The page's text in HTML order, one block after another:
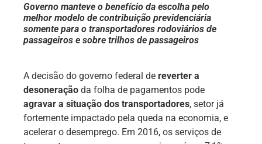
Governo manteve o benefício da escolha pelo
melhor modelo de contribuição previdenciária
somente para o transportadores rodoviários de
passageiros e sobre trilhos de passageiros
A decisão do governo federal de reverter a
desoneração da folha de pagamentos pode
agravar a situação dos transportadores, setor já
fortemente impactado pela queda na economia, e
acelerar o desemprego. Em 2016, os serviços de